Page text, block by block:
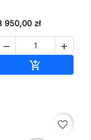
950,00 zł
 

favorite_border